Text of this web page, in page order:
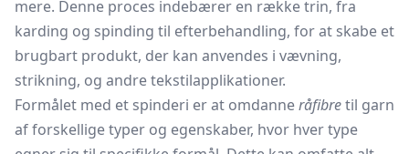
mere. Denne proces indebærer en række trin, fra
karding og spinding til efterbehandling, for at skabe et
brugbart produkt, der kan anvendes i vævning,
strikning, og andre tekstilapplikationer.
Formålet med et spinderi er at omdanneråfibretil garn
af forskellige typer og egenskaber, hvor hver type